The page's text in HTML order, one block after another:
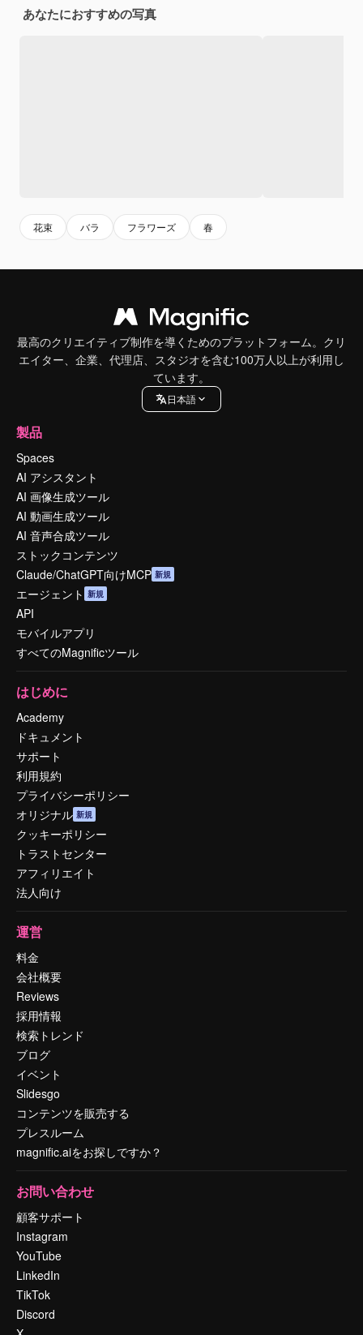
あなたにおすすめの写真
花束 バラ フラワーズ 春
最高のクリエイティブ制作を導くためのプラットフォーム。クリ
エイター、企業、代理店、スタジオを含む100万人以上が利用し
ています。
日本語
製品
Spaces
AI アシスタント
AI 画像生成ツール
AI 動画生成ツール
AI 音声合成ツール
ストックコンテンツ
Claude/ChatGPT向けMCP 新規
エージェント 新規
API
モバイルアプリ
すべてのMagnificツール
はじめに
Academy
ドキュメント
サポート
利用規約
プライバシーポリシー
オリジナル 新規
クッキーポリシー
トラストセンター
アフィリエイト
法人向け
運営
料金
会社概要
Reviews
採用情報
検索トレンド
ブログ
イベント
Slidesgo
コンテンツを販売する
プレスルーム
magnific.aiをお探しですか？
お問い合わせ
顧客サポート
Instagram
YouTube
LinkedIn
TikTok
Discord